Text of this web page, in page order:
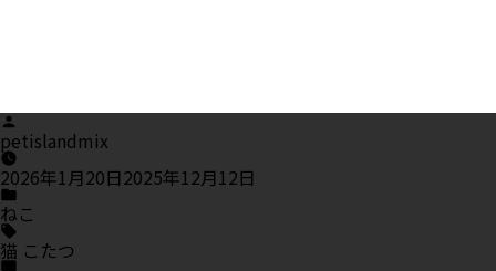
Posted
by
petislandmix
2026年1月20日2025年12月12日
Posted
in
ねこ
Tags:
猫 こたつ